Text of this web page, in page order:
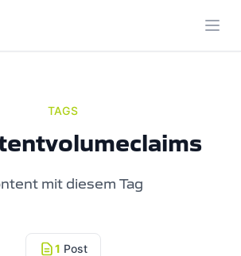
TAGS
mit diesem Tag
1 Post